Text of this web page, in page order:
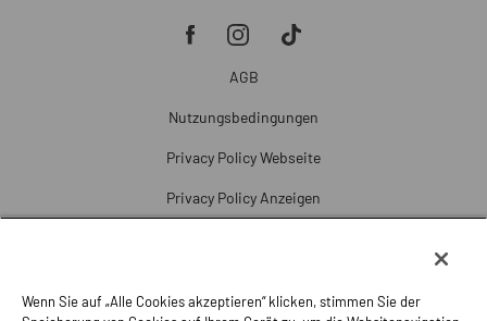
AGB
Nutzungsbedingungen
Privacy Policy Webseite
Privacy Policy Anzeigen
Wenn Sie auf „Alle Cookies akzeptieren“ klicken, stimmen Sie der